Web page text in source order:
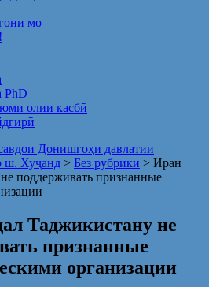
мо
PhD
олии касбӣ
Донишгоҳи давлатии
ш. Хуҷанд > Без рубрики > Иран
поддерживать признанные
Таджикистану не
признанные
организации